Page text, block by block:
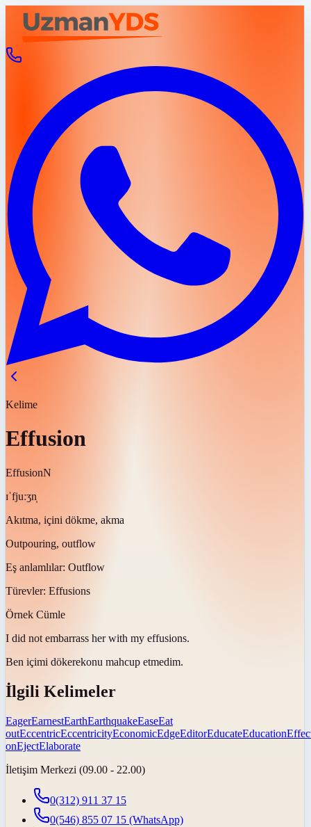
Kelime
Effusion
EffusionN
ɪˈfjuːʒn̩
Akıtma, içini dökme, akma
Outpouring, outflow
Eş anlamlılar: Outflow
Türevler: Effusions
Örnek Cümle
I did not embarrass her with my effusions.
Ben içimi dökerekonu mahcup etmedim.
İlgili Kelimeler
EagerEarnestEarthEarthquakeEaseEat
outEccentricEccentricityEconomicEdgeEditorEducateEducation
onEjectElaborate
İletişim Merkezi (09.00 - 22.00)
0(312) 911 37 15
0(546) 855 07 15 (WhatsApp)